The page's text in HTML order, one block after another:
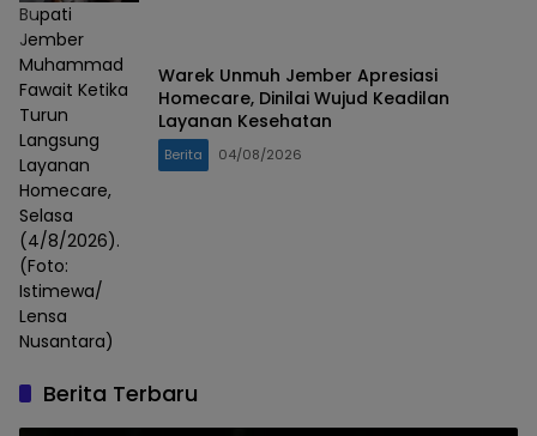
Bupati
Jember
Muhammad
Fawait Ketika
Turun
Langsung
Layanan
Homecare,
Selasa
(4/8/2026).
(Foto:
Istimewa/
Lensa
Nusantara)
Warek Unmuh Jember Apresiasi
Homecare, Dinilai Wujud Keadilan
Layanan Kesehatan
Berita 04/08/2026
Berita Terbaru